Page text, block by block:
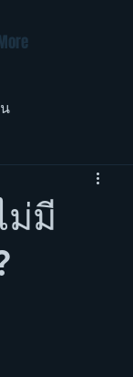
ม่มี